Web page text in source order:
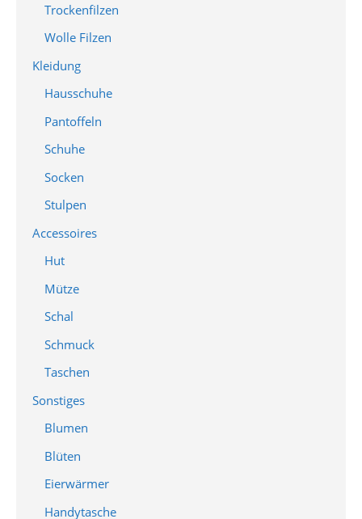
Trockenfilzen
Wolle Filzen
Kleidung
Hausschuhe
Pantoffeln
Schuhe
Socken
Stulpen
Accessoires
Hut
Mütze
Schal
Schmuck
Taschen
Sonstiges
Blumen
Blüten
Eierwärmer
Handytasche